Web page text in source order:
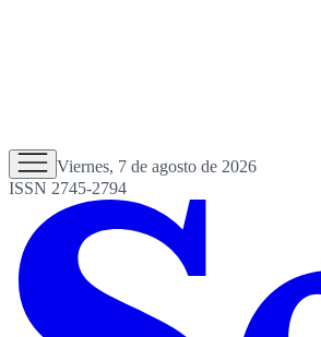
Viernes, 7 de agosto de 2026
ISSN 2745-2794